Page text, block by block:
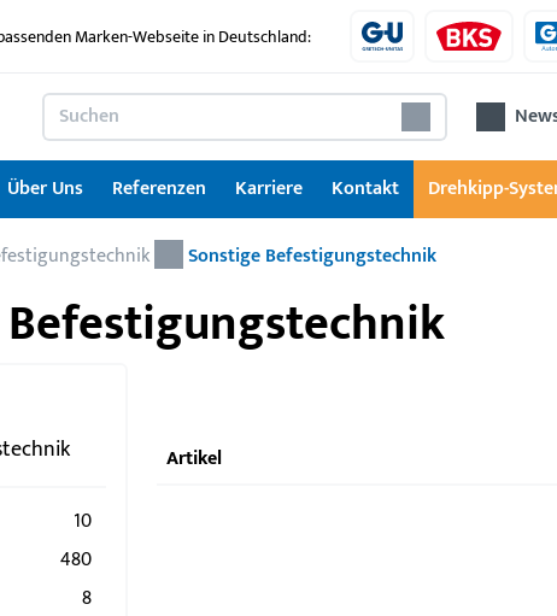
Marken-Webseite in Deutschland:
Über Uns Referenzen Karriere Kontakt Drehkipp-
Sonstige Befestigungstechnik
10
480
8
Artikel